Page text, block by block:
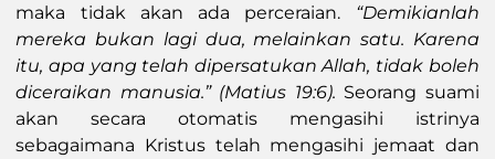
maka tidak akan ada perceraian. “Demikianlah
mereka bukan lagi dua, melainkan satu. Karena
itu, apa yang telah dipersatukan Allah, tidak boleh
diceraikan manusia.” (Matius 19:6). Seorang suami
akan secara otomatis mengasihi istrinya
sebagaimana Kristus telah mengasihi jemaat dan